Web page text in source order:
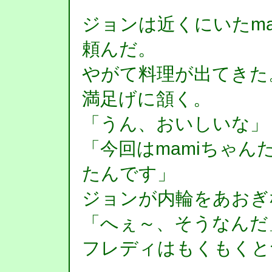
ジョンは近くにいた
頼んだ。
やがて料理が出てき
満足げに頷く。
「うん、おいしいな」
「今回はmamiちゃん
たんです」
ジョンが内輪をあお
「へぇ～、そうなん
フレディはもくもく